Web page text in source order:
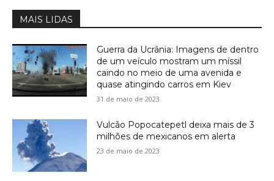
MAIS LIDAS
Guerra da Ucrânia: Imagens de dentro
de um veículo mostram um míssil
caindo no meio de uma avenida e
quase atingindo carros em Kiev
31 de maio de 2023
Vulcão Popocatepetl deixa mais de 3
milhões de mexicanos em alerta
23 de maio de 2023